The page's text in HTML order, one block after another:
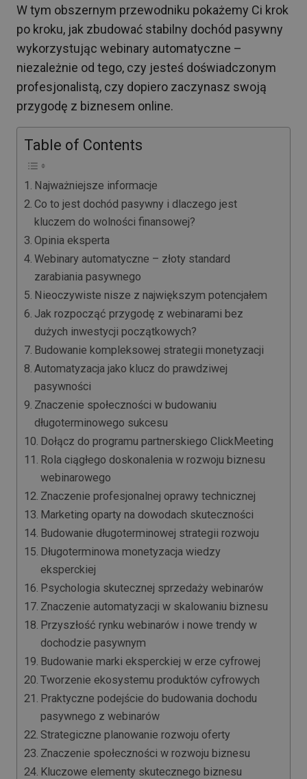
W tym obszernym przewodniku pokażemy Ci krok
po kroku, jak zbudować stabilny dochód pasywny
wykorzystując webinary automatyczne –
niezależnie od tego, czy jesteś doświadczonym
profesjonalistą, czy dopiero zaczynasz swoją
przygodę z biznesem online.
Table of Contents
Najważniejsze informacje
Co to jest dochód pasywny i dlaczego jest
kluczem do wolności finansowej?
Opinia eksperta
Webinary automatyczne – złoty standard
zarabiania pasywnego
Nieoczywiste nisze z największym potencjałem
Jak rozpocząć przygodę z webinarami bez
dużych inwestycji początkowych?
Budowanie kompleksowej strategii monetyzacji
Automatyzacja jako klucz do prawdziwej
pasywności
Znaczenie społeczności w budowaniu
długoterminowego sukcesu
Dołącz do programu partnerskiego ClickMeeting
Rola ciągłego doskonalenia w rozwoju biznesu
webinarowego
Znaczenie profesjonalnej oprawy technicznej
Marketing oparty na dowodach skuteczności
Budowanie długoterminowej strategii rozwoju
Długoterminowa monetyzacja wiedzy
eksperckiej
Psychologia skutecznej sprzedaży webinarów
Znaczenie automatyzacji w skalowaniu biznesu
Przyszłość rynku webinarów i nowe trendy w
dochodzie pasywnym
Budowanie marki eksperckiej w erze cyfrowej
Tworzenie ekosystemu produktów cyfrowych
Praktyczne podejście do budowania dochodu
pasywnego z webinarów
Strategiczne planowanie rozwoju oferty
Znaczenie społeczności w rozwoju biznesu
Kluczowe elementy skutecznego biznesu